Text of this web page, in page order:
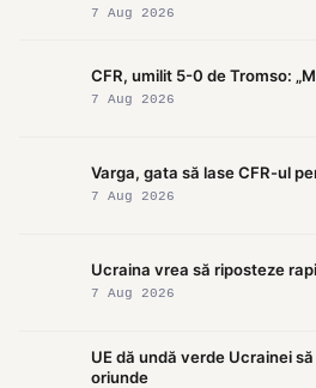
7 Aug 2026
CFR, umilit 5-0 de Tromso:
7 Aug 2026
Varga, gata să lase CFR-ul
7 Aug 2026
Ucraina vrea să riposteze
7 Aug 2026
UE dă undă verde Ucrainei
oriunde